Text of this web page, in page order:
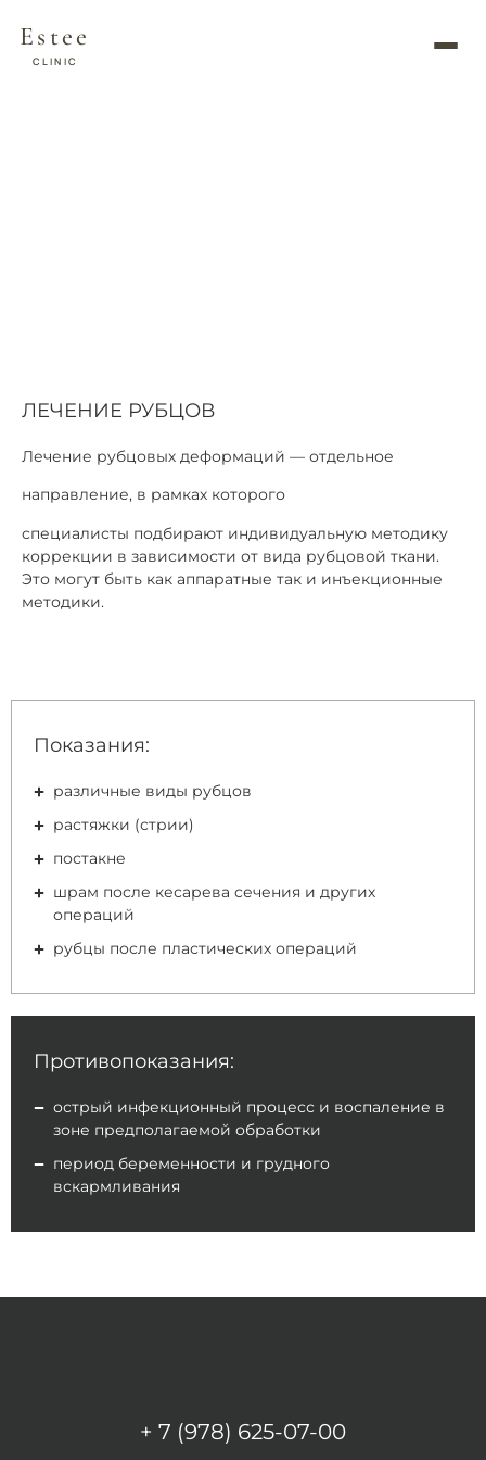
Estee
CLINIC
ЛЕЧЕНИЕ РУБЦОВ
Лечение рубцовых деформаций — отдельное
направление, в рамках которого
специалисты подбирают индивидуальную методику
коррекции в зависимости от вида рубцовой ткани.
Это могут быть как аппаратные так и инъекционные
методики.
Показания:
различные виды рубцов
растяжки (стрии)
постакне
шрам после кесарева сечения и других
операций
рубцы после пластических операций
Противопоказания:
острый инфекционный процесс и воспаление в
зоне предполагаемой обработки
период беременности и грудного
вскармливания
+ 7 (978) 625-07-00